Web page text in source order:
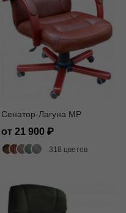
Сенатор-Лагуна MP
от 21 900
318 цветов